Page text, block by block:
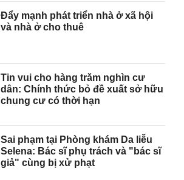
Đẩy mạnh phát triển nhà ở xã hội
và nhà ở cho thuê
Tin vui cho hàng trăm nghìn cư
dân: Chính thức bỏ đề xuất sở hữu
chung cư có thời hạn
Sai phạm tại Phòng khám Da liễu
Selena: Bác sĩ phụ trách và "bác sĩ
giả" cùng bị xử phạt